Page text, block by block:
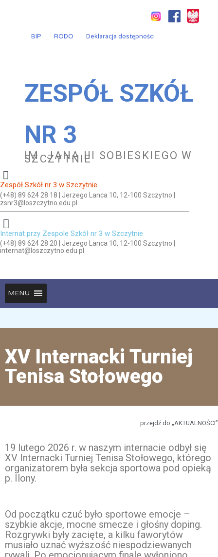
BIP
RODO Deklaracja dostępności
ZESPÓŁ SZKÓŁ
NR 3
IM. JANA III SOBIESKIEGO W
SZCZYTNIE
Zespół Szkół nr 3 w Szczytnie
(+48) 89 624 28 18 | Jerzego Lanca 10, 12-100 Szczytno |
zsnr3@loszczytno.edu.pl
Internat przy Zespole Szkół nr 3 w Szczytnie
(+48) 89 624 28 20 | Jerzego Lanca 10, 12-100 Szczytno |
internat@loszczytno.edu.pl
MENU
XV Internacki Turniej
Tenisa Stołowego
przejdź do „AKTUALNOŚCI”
19 lutego 2026 r. w naszym internacie odbył się
XV Internacki Turniej Tenisa Stołowego, którego
organizatorem była sekcja sportowa pod opieką
p. Ilony.
Od początku czuć było sportowe emocje –
szybkie akcje, mocne smecze i głośny doping.
Rozgrywki były zacięte, a kilku faworytów
musiało uznać wyższość niespodziewanych